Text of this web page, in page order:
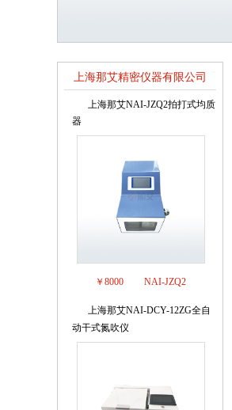
上海那艾精密仪器有限公司
销售排行榜
上海那艾NAI-JZQ2拍打式均质
器
￥8000 NAI-JZQ2
上海那艾NAI-DCY-12ZG全自
动干式氮吹仪